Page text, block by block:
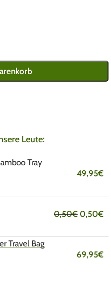
Leute:
Tray
49,95€
0,50€ 0,50€
Travel Bag
69,95€